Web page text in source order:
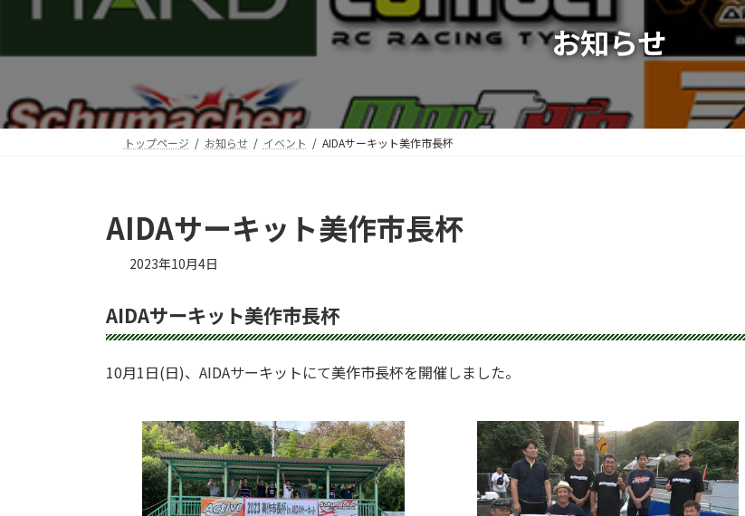
お知らせ
トップページ お知らせ イベント AIDAサーキット美作市長杯
AIDAサーキット美作市長杯
2023年10月4日
AIDAサーキット美作市長杯
10月1日(日)、AIDAサーキットにて美作市長杯を開催しました。